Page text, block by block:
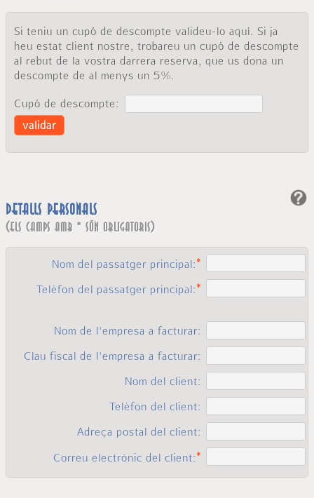
Si teniu un cupó de descompte valideu-lo aquí. Si ja
heu estat client nostre, trobareu un cupó de descompte
al rebut de la vostra darrera reserva, que us dona un
descompte de al menys un 5%.
Cupó de descompte:
validar
Detalls personals
(els camps amb * són obligatoris)
Nom del passatger principal:
Telèfon del passatger principal:
Nom de l'empresa a facturar:
Clau fiscal de l'empresa a facturar:
Nom del client:
Telèfon del client:
Adreça postal del client:
Correu electrònic del client: